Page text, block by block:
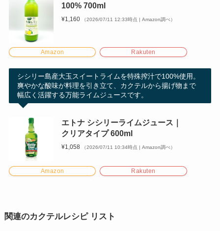
100% 700ml
¥1,160 （2026/07/11 12:33時点 | Amazon調べ）
Amazon Rakuten
シシリー島産大玉スイートライムを特殊搾汁で100%使用。
爽やかな酸味が料理を引き立て、カクテルから揚げ物まで
幅広く活躍する万能ライムジュースです。
エトナ シシリーライムジュース｜
クリアタイプ 600ml
¥1,058 （2026/07/11 10:34時点 | Amazon調べ）
Amazon Rakuten
関連のカクテルレシピ リスト